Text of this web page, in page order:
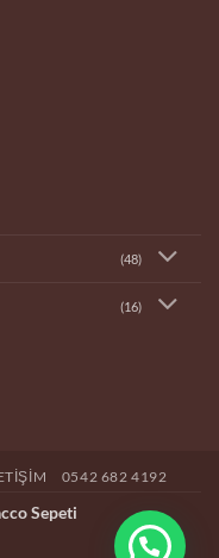
(48)
(16)
0542 682 4192
Sepeti